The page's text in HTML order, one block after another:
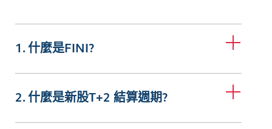
1. 什麼是FINI?
2. 什麼是新股T+2 結算週期?